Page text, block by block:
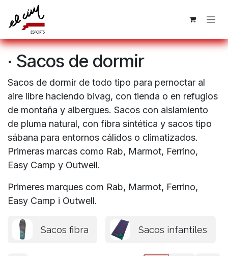
Ir al contenido
· Sacos de dormir
Sacos de dormir de todo tipo para pernoctar al
aire libre haciendo bivag, con tienda o en refugios
de montaña y albergues. Sacos con aislamiento
de pluma natural, con fibra sintética y sacos tipo
sábana para entornos cálidos o climatizados.
Primeras marcas como Rab, Marmot, Ferrino,
Easy Camp y Outwell.
Primeres marques com Rab, Marmot, Ferrino,
Easy Camp i Outwell.
Sacos fibra Sacos infantiles